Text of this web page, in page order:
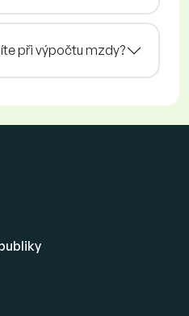
při výpočtu mzdy?